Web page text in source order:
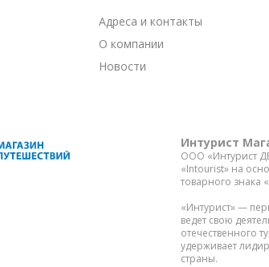
Адреса и контакты
О компании
Новости
Интурист
ООО «Интурист
«Intourist» на
товарного знака
«Интурист» —
ведет свою
отечественного
удерживает
страны.